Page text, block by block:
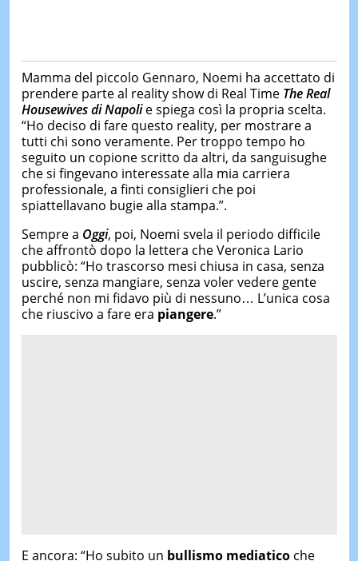
Mamma del piccolo Gennaro, Noemi ha accettato di
prendere parte al reality show di Real Time The Real
Housewives di Napolie spiega così la propria scelta.
“Ho deciso di fare questo reality, per mostrare a
tutti chi sono veramente. Per troppo tempo ho
seguito un copione scritto da altri, da sanguisughe
che si fingevano interessate alla mia carriera
professionale, a finti consiglieri che poi
spiattellavano bugie alla stampa.”.
Sempre a Oggi, poi, Noemi svela il periodo difficile
che affrontò dopo la lettera che Veronica Lario
pubblicò: “Ho trascorso mesi chiusa in casa, senza
uscire, senza mangiare, senza voler vedere gente
perché non mi fidavo più di nessuno… L’unica cosa
che riuscivo a fare era piangere.”
E ancora: “Ho subito un bullismo mediaticoche